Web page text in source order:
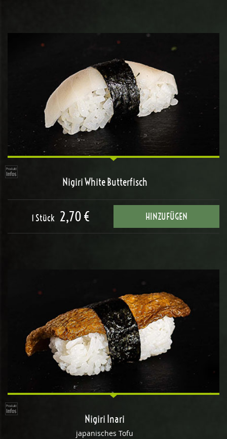
Nigiri White Butterfisch
1 Stück 2,70 € HINZUFÜGEN
Nigiri Inari
japanisches Tofu